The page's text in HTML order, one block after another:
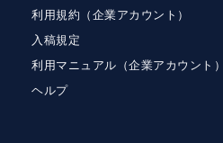
利用規約（企業アカウント）
入稿規定
利用マニュアル（企業アカウント）
ヘルプ